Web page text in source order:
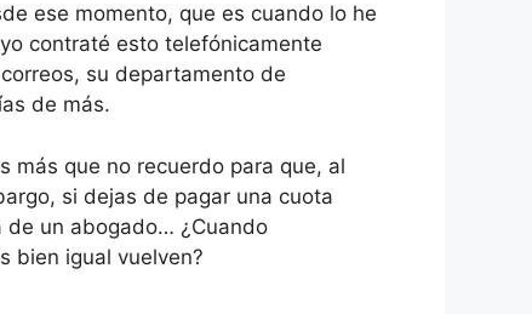
ese momento, que es cuando lo he
contraté esto telefónicamente
su departamento de
de más.
más que no recuerdo para que, al
si dejas de pagar una cuota
de un abogado… ¿Cuando
bien igual vuelven?